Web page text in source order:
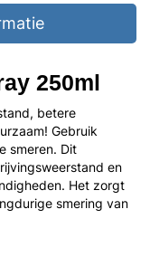
250ml
betere
Gebruik
smeren. Dit
en
Het zorgt
smering van